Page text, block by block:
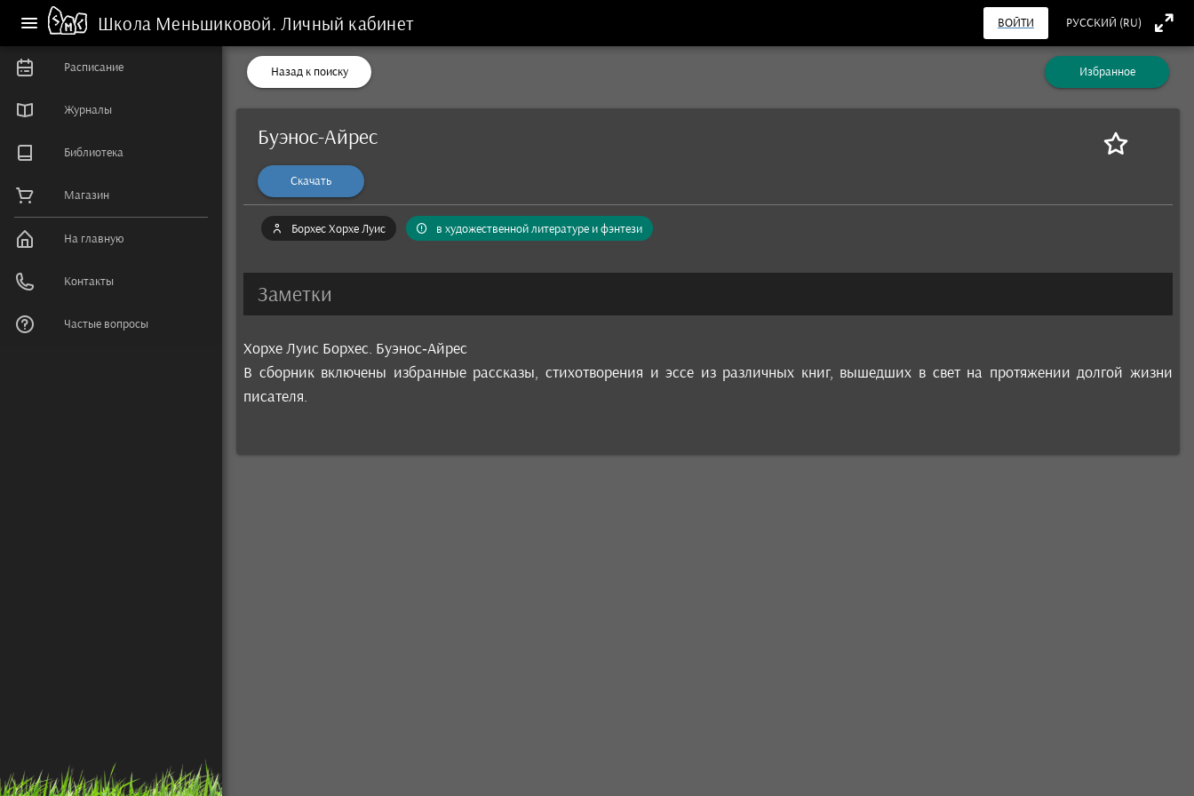
Школа Меньшиковой. Личный кабинет ВОЙТИ РУССКИЙ (RU)
Расписание
Журналы
Библиотека
Магазин
На главную
Контакты
Частые вопросы
Назад к поиску Избранное
Буэнос-Айрес
Скачать
Борхес Хорхе Луис в художественной литературе и фэнтези
Заметки
Хорхе Луис Борхес. Буэнос‑Айрес
В сборник включены избранные рассказы, стихотворения и эссе из различных книг, вышедших в свет на протяжении долгой жизни
писателя.